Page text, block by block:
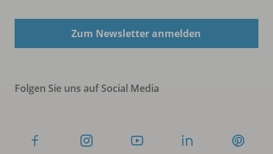
Zum Newsletter anmelden
Folgen Sie uns auf Social Media